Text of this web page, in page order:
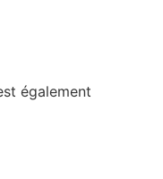
également